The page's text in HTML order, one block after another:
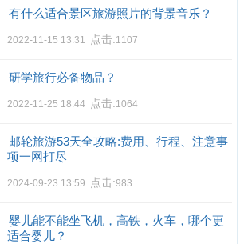
有什么适合景区旅游照片的背景音乐？
2022-11-15 13:31 点击:1107
研学旅行必备物品？
2022-11-25 18:44 点击:1064
邮轮旅游53天全攻略:费用、行程、注意事
项一网打尽
2024-09-23 13:59 点击:983
婴儿能不能坐飞机，高铁，火车，哪个更
适合婴儿？